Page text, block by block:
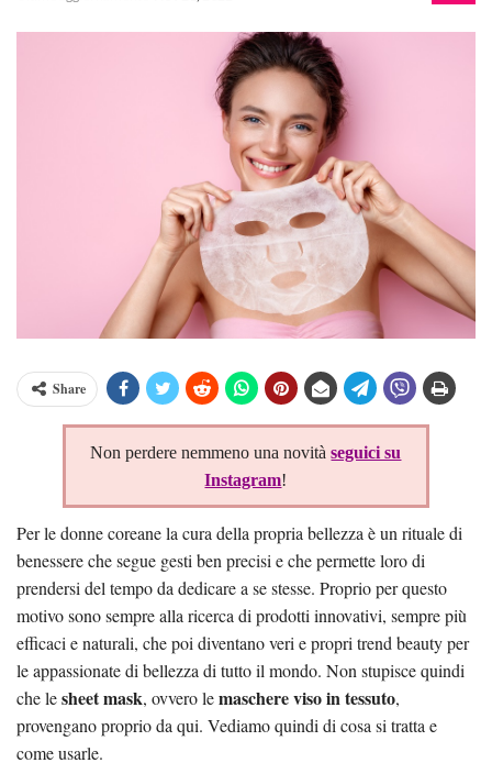
Share
Non perdere nemmeno una novitàseguici su
Instagram!
Per le donne coreane la cura della propria bellezza è un rituale di
benessere che segue gesti ben precisi e che permette loro di
prendersi del tempo da dedicare a se stesse. Proprio per questo
motivo sono sempre alla ricerca di prodotti innovativi, sempre più
efficaci e naturali, che poi diventano veri e propri trend beauty per
le appassionate di bellezza di tutto il mondo. Non stupisce quindi
che lesheet mask, ovvero lemaschere viso in tessuto,
provengano proprio da qui. Vediamo quindi di cosa si tratta e
come usarle.